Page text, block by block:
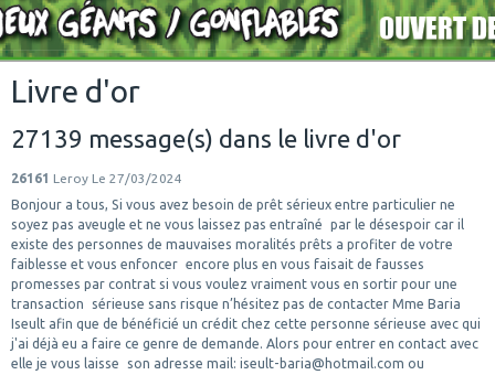
Livre d'or
27139 message(s) dans le livre d'or
26161 Leroy Le 27/03/2024
Bonjour a tous, Si vous avez besoin de prêt sérieux entre particulier ne
soyez pas aveugle et ne vous laissez pas entraîné par le désespoir car il
existe des personnes de mauvaises moralités prêts a profiter de votre
faiblesse et vous enfoncer encore plus en vous faisait de fausses
promesses par contrat si vous voulez vraiment vous en sortir pour une
transaction sérieuse sans risque n’hésitez pas de contacter Mme Baria
Iseult afin que de bénéficié un crédit chez cette personne sérieuse avec qui
j'ai déjà eu a faire ce genre de demande. Alors pour entrer en contact avec
elle je vous laisse son adresse mail: iseult-baria@hotmail.com ou